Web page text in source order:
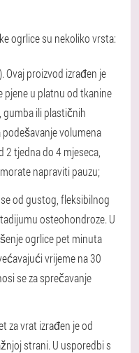
ogrlice su nekoliko vrsta:
Ovaj proizvod izrađen je
u platnu od tkanine
ili plastičnih
volumena
2 tjedna do 4 mjeseca,
napraviti pauzu;
od gustog, fleksibilnog
osteohondroze. U
ogrlice pet minuta
vrijeme na 30
se za sprečavanje
za vrat izrađen je od
strani. U usporedbi s